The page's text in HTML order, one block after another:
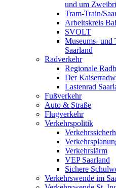
und um
Tram-Train/
Arbeitskreis
SVOLT
Museums- und
Saarland
Radverkehr
Regionale
Der
Lastenrad
Fußverkehr
Auto & Straße
Flugverkehr
Verkehrspolitik
Verkehrslärm
VEP Saarland
Sichere
Verkehrswende im